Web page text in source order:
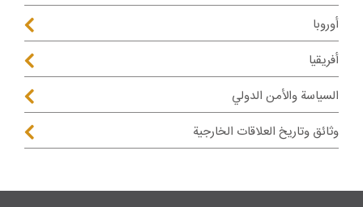
أوروبا
أفريقيا
السياسة والأمن الدولي
وثائق وتاريخ العلاقات الخارجية